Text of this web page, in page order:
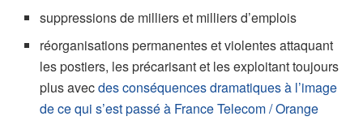
suppressions de milliers et milliers d’emplois
réorganisations permanentes et violentes attaquant
les postiers, les précarisant et les exploitant toujours
plus avecdes conséquences dramatiques à l’image
de ce qui s’est passé à France Telecom / Orange